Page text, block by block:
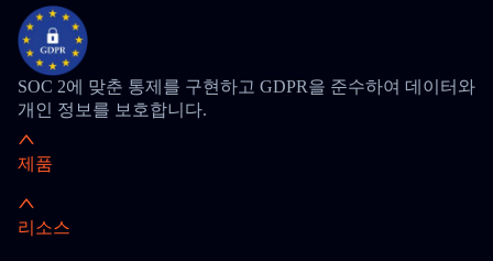
SOC 2에 맞춘 통제를 구현하고 GDPR을 준수하여 데이터와
개인 정보를 보호합니다.
제품
리소스